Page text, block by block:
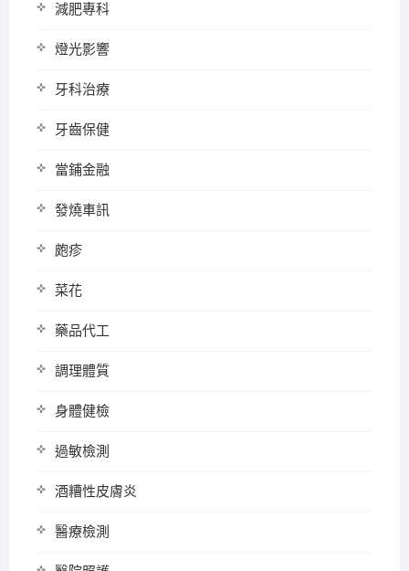
減肥專科
燈光影響
牙科治療
牙齒保健
當鋪金融
發燒車訊
皰疹
菜花
藥品代工
調理體質
身體健檢
過敏檢測
酒糟性皮膚炎
醫療檢測